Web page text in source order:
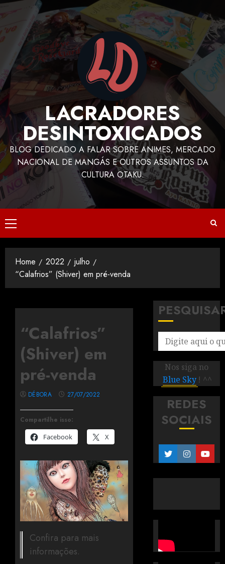
LACRADORES
DESINTOXICADOS
BLOG DEDICADO A FALAR SOBRE ANIMES, MERCADO
NACIONAL DE MANGÁS E OUTROS ASSUNTOS DA
CULTURA OTAKU.
Home 2022
julho
“Calafrios” (Shiver) em pré-venda
“Calafrios”
(Shiver) em
pré-venda
Compartilhe isso:
Facebook
X
DÉBORA 27/07/2022
Confira para mais
informações.
Nos siga no
Blue Sky ! ^^
REDES
SOCIAIS